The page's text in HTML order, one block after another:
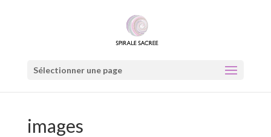
Sélectionner une page
images